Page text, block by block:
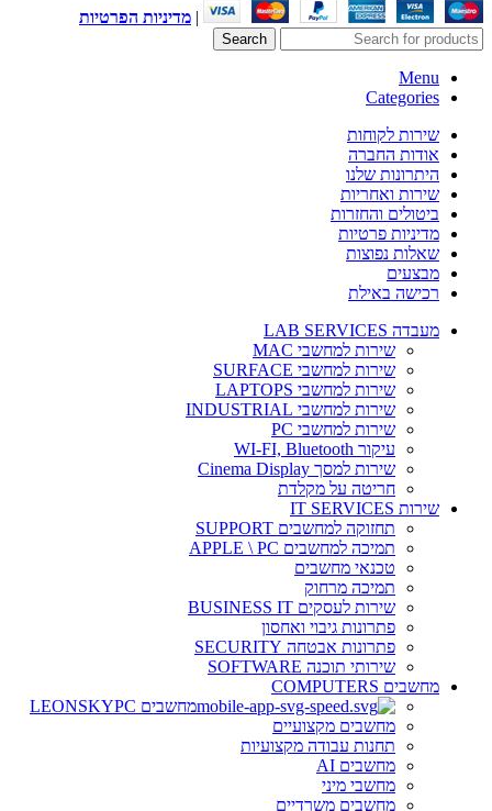
| מדיניות הפרטיות
Search
Menu
Categories
שירות לקוחות
אודות החברה
היתרונות שלנו
שירות ואחריות
ביטולים והחזרות
מדיניות פרטיות
שאלות נפוצות
מבצעים
רכישה באילת
מעבדה LAB SERVICES
שירות למחשבי MAC
שירות למחשבי SURFACE
שירות למחשבי LAPTOPS
שירות למחשבי INDUSTRIAL
שירות למחשבי PC
עיקור WI-FI, Bluetooth
שירות למסך Cinema Display
חריטה על מקלדת
שירות IT SERVICES
תחזוקה למחשבים SUPPORT
תמיכה למחשבים APPLE \ PC
טכנאי מחשבים
תמיכה מרחוק
שירות לעסקים BUSINESS IT
פתרונות גיבוי ואחסון
פתרונות אבטחה SECURITY
שירותי תוכנה SOFTWARE
מחשבים COMPUTERS
מחשבים LEONSKYPC
מחשבים מקצועיים
תחנות עבודה מקצועיות
מחשבים AI
מחשבי מיני
מחשבים משרדיים